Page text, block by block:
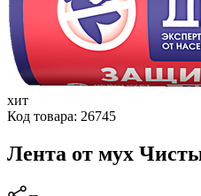
хит
Код товара: 26745
Лента от мух